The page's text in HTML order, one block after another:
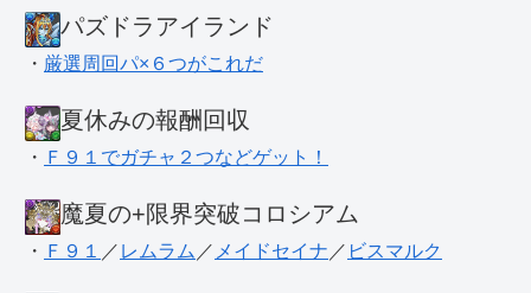
パズドラアイランド
・ 厳選周回パ×６つがこれだ
夏休みの報酬回収
・ Ｆ９１でガチャ２つなどゲット！
魔夏の+限界突破コロシアム
・ Ｆ９１ ／ レムラム ／ メイドセイナ ／ ビスマルク